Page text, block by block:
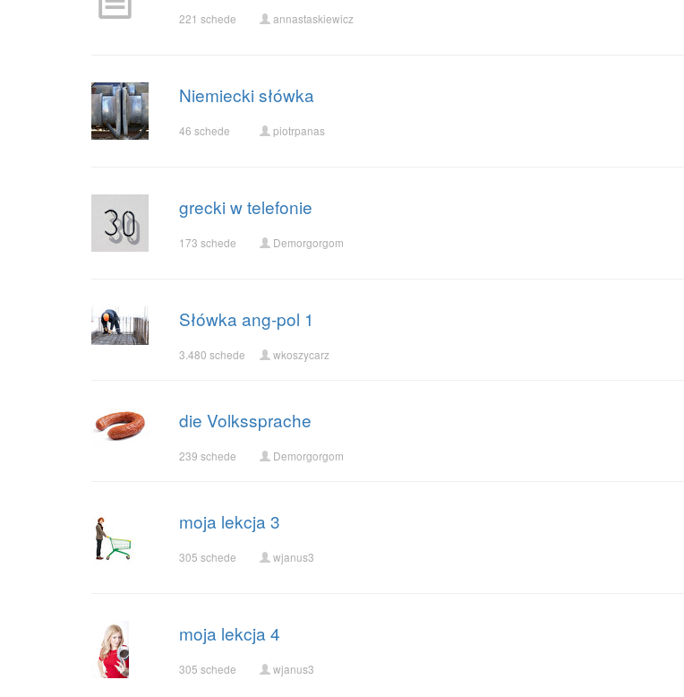
221 schede annastaskiewicz
Niemiecki słówka
46 schede piotrpanas
grecki w telefonie
173 schede Demorgorgom
Słówka ang-pol 1
3.480 schede wkoszycarz
die Volkssprache
239 schede Demorgorgom
moja lekcja 3
305 schede wjanus3
moja lekcja 4
305 schede wjanus3